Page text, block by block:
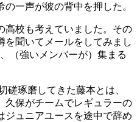
一声が彼の背中を押した。
高校も考えていました。その
を聞いてメールをしてみまし
（強いメンバーが）集まる
琢磨してきた藤本とは、
久保がチームでレギュラーの
ジュニアユースを途中で辞め